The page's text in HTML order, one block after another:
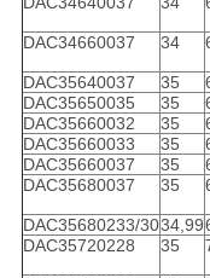
DAC34660037
34
DAC35640037
35
DAC35650035
35
DAC35660032
35
DAC35660033
35
DAC35660037
35
DAC35680037
35
DAC35680233/3034,99
DAC35720228
35